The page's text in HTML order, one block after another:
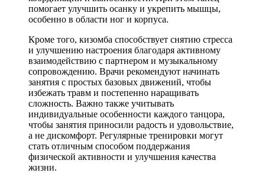
помогает улучшить осанку и укрепить мышцы,
особенно в области ног и корпуса.
Кроме того, кизомба способствует снятию стресса
и улучшению настроения благодаря активному
взаимодействию с партнером и музыкальному
сопровождению. Врачи рекомендуют начинать
занятия с простых базовых движений, чтобы
избежать травм и постепенно наращивать
сложность. Важно также учитывать
индивидуальные особенности каждого танцора,
чтобы занятия приносили радость и удовольствие,
а не дискомфорт. Регулярные тренировки могут
стать отличным способом поддержания
физической активности и улучшения качества
жизни.